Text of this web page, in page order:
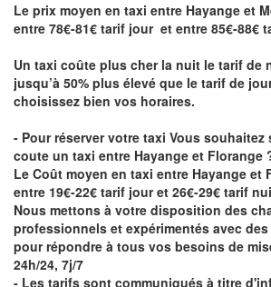
Le prix moyen en taxi entre Hayange et
entre 78€-81€ tarif jour et entre 85€-88€
Un taxi coûte plus cher la nuit le tarif de
jusqu’à 50% plus élevé que le tarif de
choisissez bien vos horaires.
- Pour réserver votre taxi Vous souhaitez
coute un taxi entre Hayange et Florange
Le Coût moyen en taxi entre Hayange et
entre 19€-22€ tarif jour et 26€-29€ tarif
Nous mettons à votre disposition des
professionnels et expérimentés avec
pour répondre à tous vos besoins de
24h/24, 7j/7
- Les tarifs sont communiqués à titre